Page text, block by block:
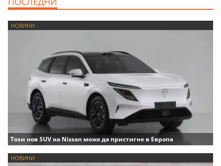
НОВИНИ
Този нов SUV на Nissan може да пристигне в Европа
НОВИНИ